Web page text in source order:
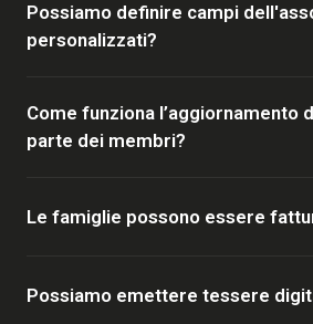
Possiamo definire campi
personalizzati?
Come funziona l’aggiornamento
parte dei membri?
Le famiglie possono essere
Possiamo emettere tessere